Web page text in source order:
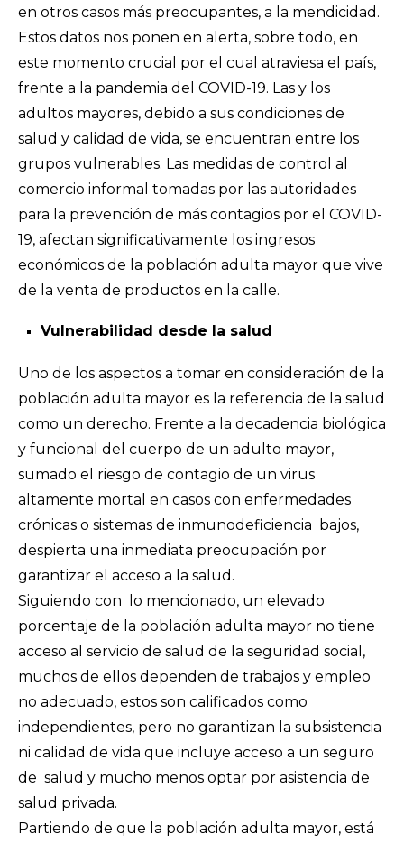
en otros casos más preocupantes, a la mendicidad.
Estos datos nos ponen en alerta, sobre todo, en
este momento crucial por el cual atraviesa el país,
frente a la pandemia del COVID-19. Las y los
adultos mayores, debido a sus condiciones de
salud y calidad de vida, se encuentran entre los
grupos vulnerables. Las medidas de control al
comercio informal tomadas por las autoridades
para la prevención de más contagios por el COVID-
19, afectan significativamente los ingresos
económicos de la población adulta mayor que vive
de la venta de productos en la calle.
Vulnerabilidad desde la salud
Uno de los aspectos a tomar en consideración de la
población adulta mayor es la referencia de la salud
como un derecho. Frente a la decadencia biológica
y funcional del cuerpo de un adulto mayor,
sumado el riesgo de contagio de un virus
altamente mortal en casos con enfermedades
crónicas o sistemas de inmunodeficiencia bajos,
despierta una inmediata preocupación por
garantizar el acceso a la salud.
Siguiendo con lo mencionado, un elevado
porcentaje de la población adulta mayor no tiene
acceso al servicio de salud de la seguridad social,
muchos de ellos dependen de trabajos y empleo
no adecuado, estos son calificados como
independientes, pero no garantizan la subsistencia
ni calidad de vida que incluye acceso a un seguro
de salud y mucho menos optar por asistencia de
salud privada.
Partiendo de que la población adulta mayor, está